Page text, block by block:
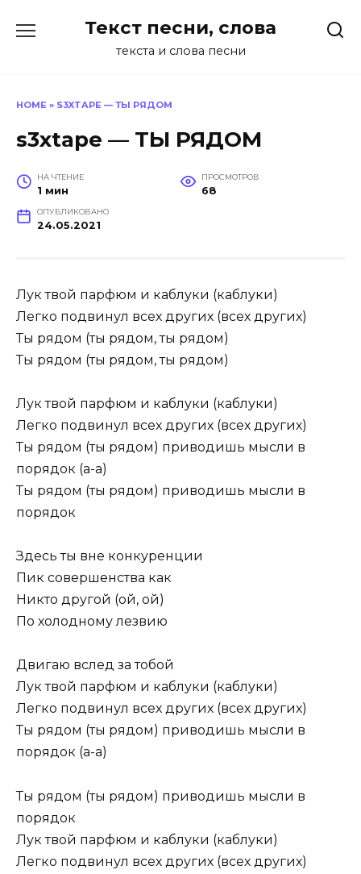
Текст песни, слова
текста и слова песни
HOME » S3XTAPE — ТЫ РЯДОМ
s3xtape — ТЫ РЯДОМ
НА ЧТЕНИЕ
1 мин
ПРОСМОТРОВ
68
ОПУБЛИКОВАНО
24.05.2021
Лук твой парфюм и каблуки (каблуки)
Легко подвинул всех других (всех других)
Ты рядом (ты рядом, ты рядом)
Ты рядом (ты рядом, ты рядом)
Лук твой парфюм и каблуки (каблуки)
Легко подвинул всех других (всех других)
Ты рядом (ты рядом) приводишь мысли в
порядок (а-а)
Ты рядом (ты рядом) приводишь мысли в
порядок
Здесь ты вне конкуренции
Пик совершенства как
Никто другой (ой, ой)
По холодному лезвию
Двигаю вслед за тобой
Лук твой парфюм и каблуки (каблуки)
Легко подвинул всех других (всех других)
Ты рядом (ты рядом) приводишь мысли в
порядок (а-а)
Ты рядом (ты рядом) приводишь мысли в
порядок
Лук твой парфюм и каблуки (каблуки)
Легко подвинул всех других (всех других)